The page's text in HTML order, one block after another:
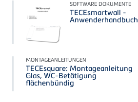
SOFTWARE DOKUMENTE
TECEsmartwall -
Anwenderhandbuch
MONTAGEANLEITUNGEN
TECEsquare: Montageanleitung
Glas, WC-Betätigung
flächenbündig